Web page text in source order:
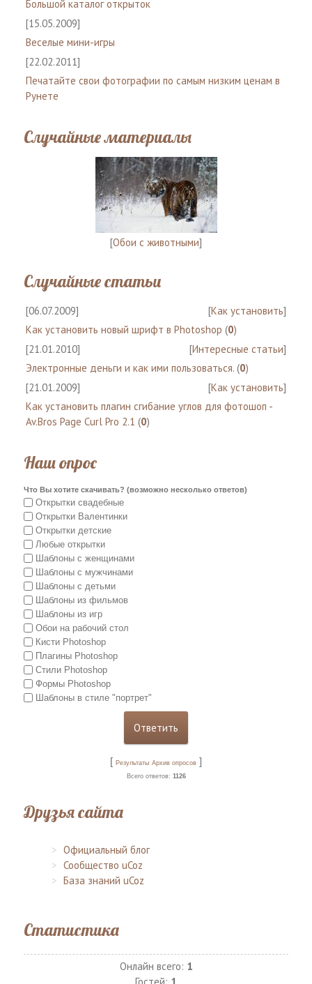
Большой каталог открыток
[15.05.2009]
Веселые мини-игры
[22.02.2011]
Печатайте свои фотографии по самым низким ценам в
Рунете
Случайные материалы
[Обои с животными]
Случайные статьи
[06.07.2009] [Как установить]
Как установить новый шрифт в Photoshop (0)
[21.01.2010]
[Интересные статьи]
Электронные деньги и как ими пользоваться. (0)
[21.01.2009]
[Как установить]
Как установить плагин сгибание углов для фотошоп -
Av.Bros Page Curl Pro 2.1 (0)
Наш опрос
Что Вы хотите скачивать? (возможно несколько ответов)
Открытки свадебные
Открытки Валентинки
Открытки детские
Любые открытки
Шаблоны с женщинами
Шаблоны с мужчинами
Шаблоны с детьми
Шаблоны из фильмов
Шаблоны из игр
Обои на рабочий стол
Кисти Photoshop
Плагины Photoshop
Стили Photoshop
Формы Photoshop
Шаблоны в стиле "портрет"
[ Результаты Архив опросов ]
Всего ответов: 1126
Друзья сайта
Официальный блог
Сообщество uCoz
База знаний uCoz
Статистика
Онлайн всего: 1